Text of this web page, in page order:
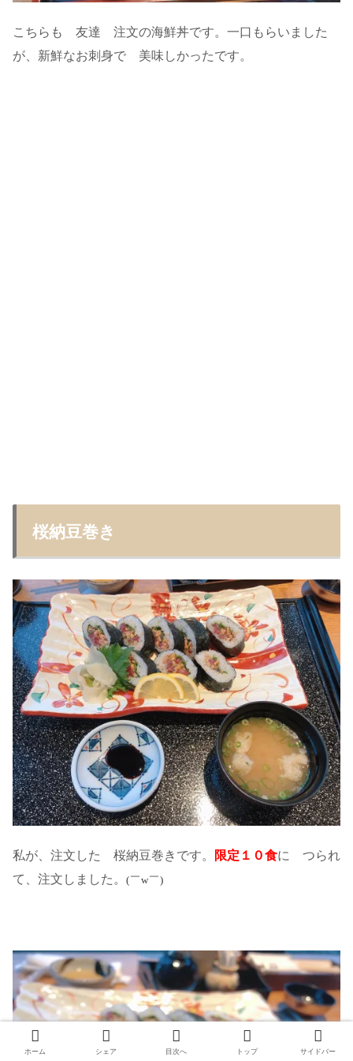
こちらも 友達 注文の海鮮丼です。一口もらいました
が、新鮮なお刺身で 美味しかったです。
桜納豆巻き
私が、注文した 桜納豆巻きです。 限定１０食に つられ
て、注文しました。 (￣w￣)
ホーム シェア 目次へ トップ サイドバー